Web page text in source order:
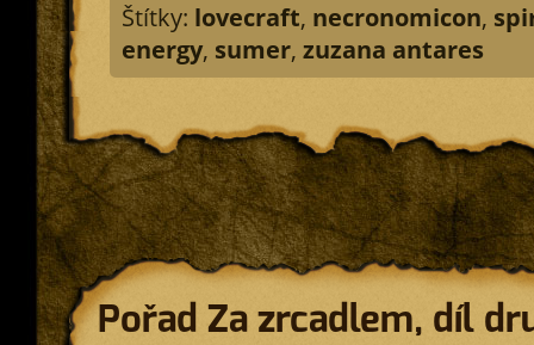
Štítky: lovecraft, necronomicon,
energy, sumer, zuzana antares
Pořad Za zrcadlem, díl